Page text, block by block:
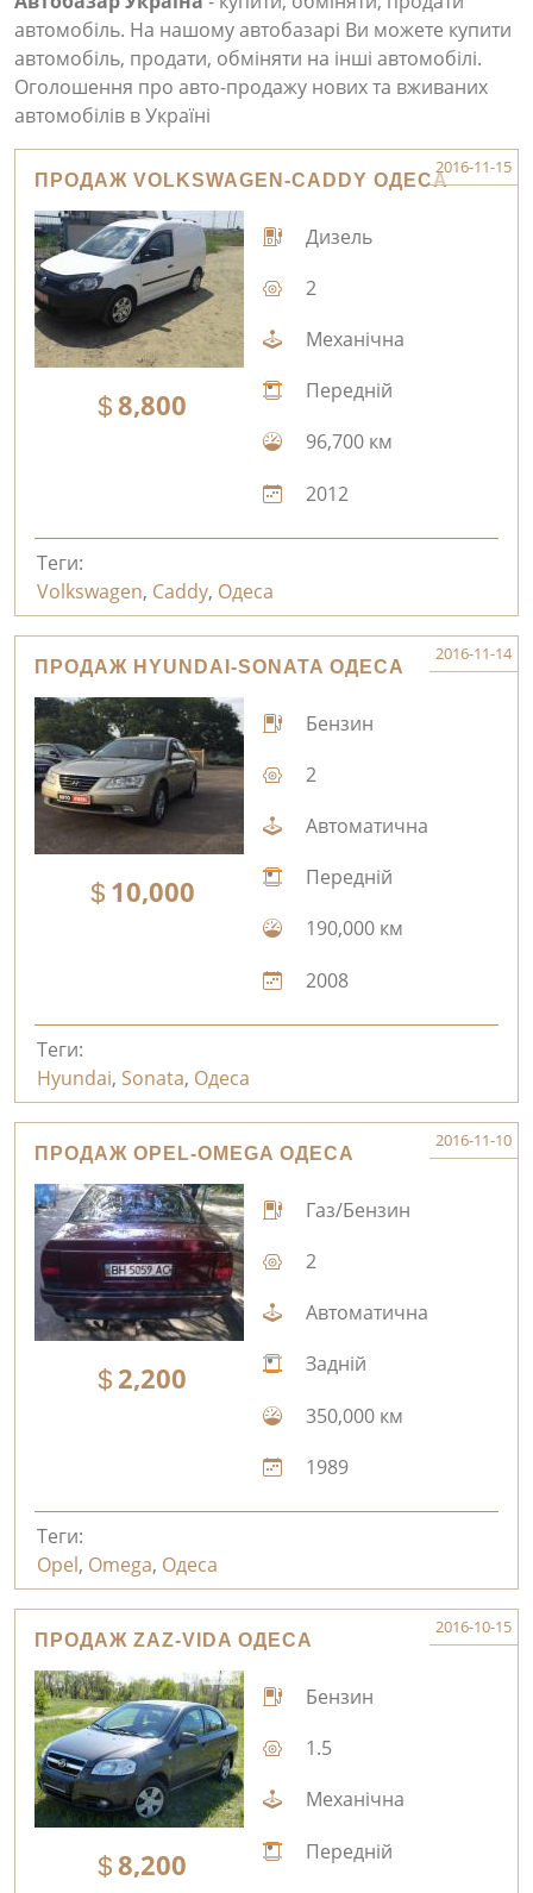
автомобіль. На нашому автобазарі Ви можете купити
автомобіль, продати, обміняти на інші автомобілі.
Оголошення про авто-продажу нових та вживаних
автомобілів в Україні
ПРОДАЖ VOLKSWAGEN-CADDY ОДЕСА
2016-11-15
8,800
Дизель
2
Механічна
Передній
96,700 км
2012
Теги:
Volkswagen, Caddy, Одеса
ПРОДАЖ HYUNDAI-SONATA ОДЕСА
2016-11-14
10,000
Бензин
2
Автоматична
Передній
190,000 км
2008
Теги:
Hyundai, Sonata, Одеса
ПРОДАЖ OPEL-OMEGA ОДЕСА
2016-11-10
2,200
Газ/Бензин
2
Автоматична
Задній
350,000 км
1989
Теги:
Opel, Omega, Одеса
ПРОДАЖ ZAZ-VIDA ОДЕСА
2016-10-15
8,200
Бензин
1.5
Механічна
Передній